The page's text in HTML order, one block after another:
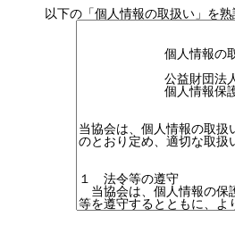
以下の「個人情報の取扱い」を